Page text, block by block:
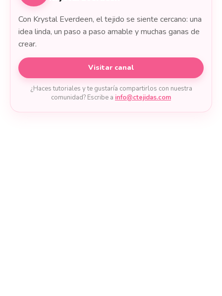
Con Krystal Everdeen, el tejido se siente cercano: una
idea linda, un paso a paso amable y muchas ganas de
crear.
Visitar canal
¿Haces tutoriales y te gustaría compartirlos con nuestra
comunidad? Escribe a info@ctejidas.com